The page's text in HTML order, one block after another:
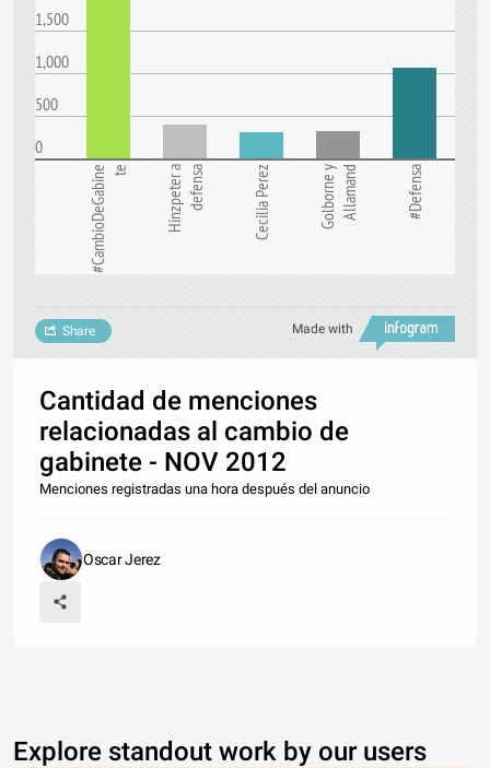
1,500
1,000
500
0
#CambioDeGabine te Hinzpeter adefensa Cecilia Perez Golborne yAllamand #Defensa
Made with
Share
Cantidad de menciones
relacionadas al cambio de
gabinete - NOV 2012
Menciones registradas una hora después del anuncio
Oscar Jerez
Explore standout work by our users